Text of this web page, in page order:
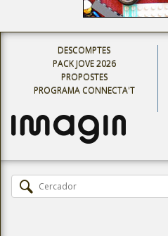
DESCOMPTES
PACK JOVE 2026
PROPOSTES
PROGRAMA CONNECTA'T